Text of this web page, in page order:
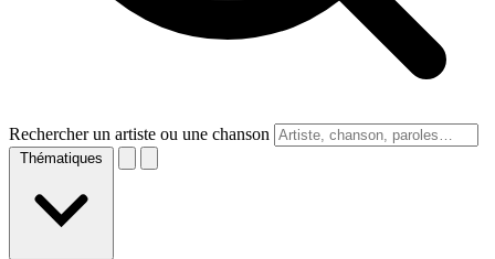
Rechercher un artiste ou une chanson
Thématiques